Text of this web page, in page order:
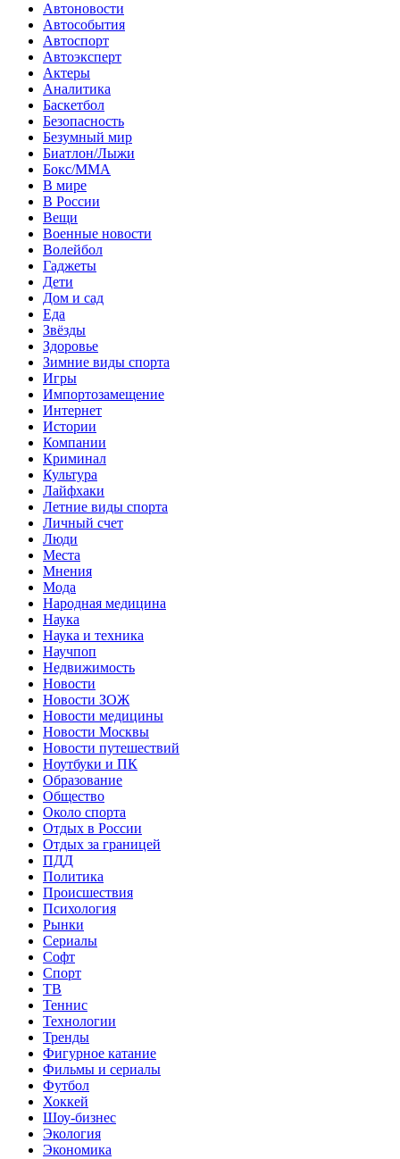
Автоновости
Автособытия
Автоспорт
Автоэксперт
Актеры
Аналитика
Баскетбол
Безопасность
Безумный мир
Биатлон/Лыжи
Бокс/MMA
В мире
В России
Вещи
Военные новости
Волейбол
Гаджеты
Дети
Дом и сад
Еда
Звёзды
Здоровье
Зимние виды спорта
Игры
Импортозамещение
Интернет
Истории
Компании
Криминал
Культура
Лайфхаки
Летние виды спорта
Личный счет
Люди
Места
Мнения
Мода
Народная медицина
Наука
Наука и техника
Научпоп
Недвижимость
Новости
Новости ЗОЖ
Новости медицины
Новости Москвы
Новости путешествий
Ноутбуки и ПК
Образование
Общество
Около спорта
Отдых в России
Отдых за границей
ПДД
Политика
Происшествия
Психология
Рынки
Сериалы
Софт
Спорт
ТВ
Теннис
Технологии
Тренды
Фигурное катание
Фильмы и сериалы
Футбол
Хоккей
Шоу-бизнес
Экология
Экономика